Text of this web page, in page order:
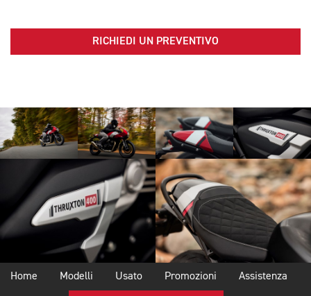
RICHIEDI UN PREVENTIVO
Home Modelli Usato Promozioni Assistenza